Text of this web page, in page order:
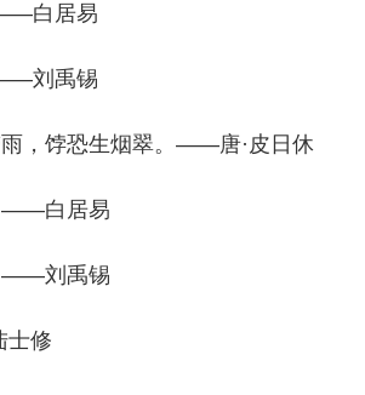
白居易
刘禹锡
，饽恐生烟翠。——唐·皮日休
——白居易
——刘禹锡
士修